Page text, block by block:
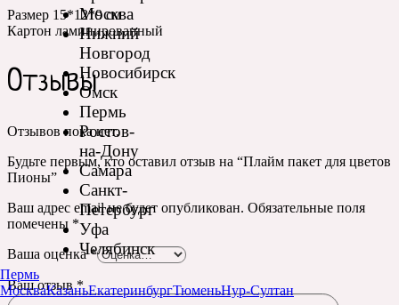
Москва
Нижний
Новгород
Новосибирск
Омск
Пермь
Ростов-
на-Дону
Самара
Санкт-
Петербург
Уфа
Челябинск
Пермь
МоскваКазаньЕкатеринбургТюменьНур-Султан
Размер 15*12*9 см
Картон ламинированный
Отзывы
Отзывов пока нет.
Будьте первым, кто оставил отзыв на “Плайм пакет для цветов
Пионы”
Ваш адрес email не будет опубликован. Обязательные поля
помечены *
Ваша оценка*
Ваш отзыв*